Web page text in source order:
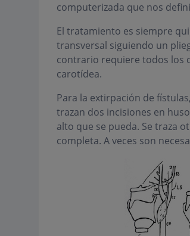
computerizada que nos
El tratamiento es siempre
transversal siguiendo un
contrario requiere todos los
carotídea.
Para la extirpación de
trazan dos incisiones en
alto que se pueda. Se traza
completa. A veces son